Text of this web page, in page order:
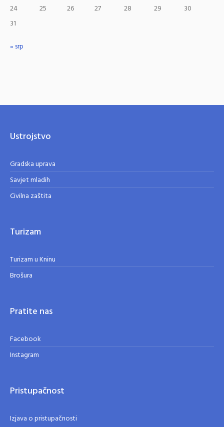
24
25 26 27 28 29
30
31
« srp
Ustrojstvo
Gradska uprava
Savjet mladih
Civilna zaštita
Turizam
Turizam u Kninu
Brošura
Pratite nas
Facebook
Instagram
Pristupačnost
Izjava o pristupačnosti